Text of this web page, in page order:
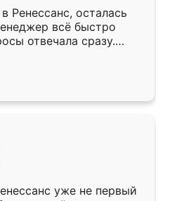
Ренессанс, осталась
всё быстро
отвечала сразу.
субботу, подошёл к
Собрали
аккуратно, даже
уже не первый